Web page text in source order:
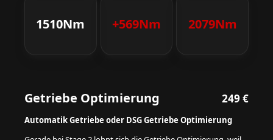
1510Nm +569Nm 2079Nm
Getriebe Optimierung 249 €
Automatik Getriebe oder DSG Getriebe Optimierung